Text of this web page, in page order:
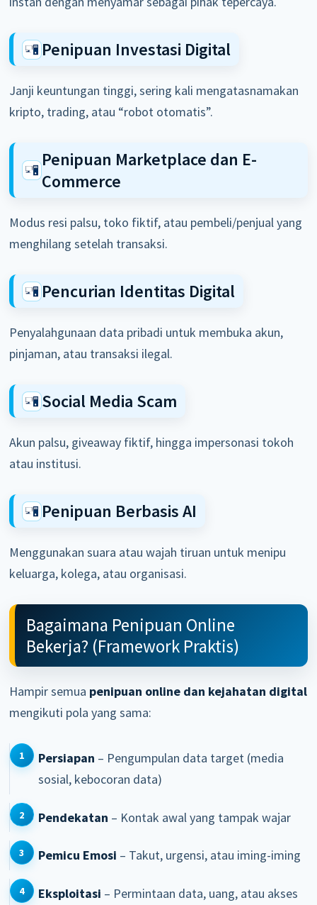
Penipuan Investasi Digital
Janji keuntungan tinggi, sering kali mengatasnamakan
kripto, trading, atau “robot otomatis”.
Penipuan Marketplace dan E-
Commerce
Modus resi palsu, toko fiktif, atau pembeli/penjual yang
menghilang setelah transaksi.
Pencurian Identitas Digital
Penyalahgunaan data pribadi untuk membuka akun,
pinjaman, atau transaksi ilegal.
Social Media Scam
Akun palsu, giveaway fiktif, hingga impersonasi tokoh
atau institusi.
Penipuan Berbasis AI
Menggunakan suara atau wajah tiruan untuk menipu
keluarga, kolega, atau organisasi.
Bagaimana Penipuan Online
Bekerja? (Framework Praktis)
Hampir semua penipuan online dan kejahatan digital
mengikuti pola yang sama:
Persiapan – Pengumpulan data target (media
sosial, kebocoran data)
Pendekatan – Kontak awal yang tampak wajar
Pemicu Emosi – Takut, urgensi, atau iming-iming
Eksploitasi – Permintaan data, uang, atau akses